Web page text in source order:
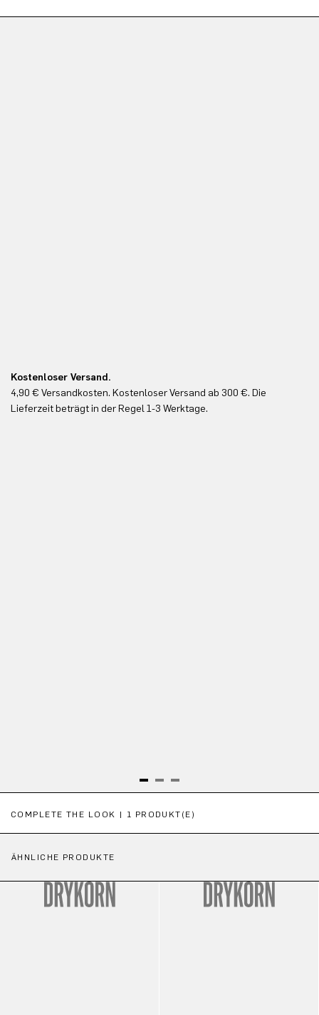
Kostenloser Versand.
4,90 € Versandkosten. Kostenloser Versand ab 300 €. Die
Lieferzeit beträgt in der Regel 1-3 Werktage.
COMPLETE THE LOOK | 1 PRODUKT(E)
ÄHNLICHE PRODUKTE